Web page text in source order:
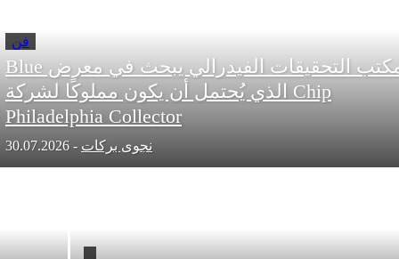
مكتب التحقيقات الفيدرالي يبحث في معرض Blue
Chip الذي يُحتمل أن يكون مملوكًا لشركة
Philadelphia Collector
نجوى بركات -
30.07.2026